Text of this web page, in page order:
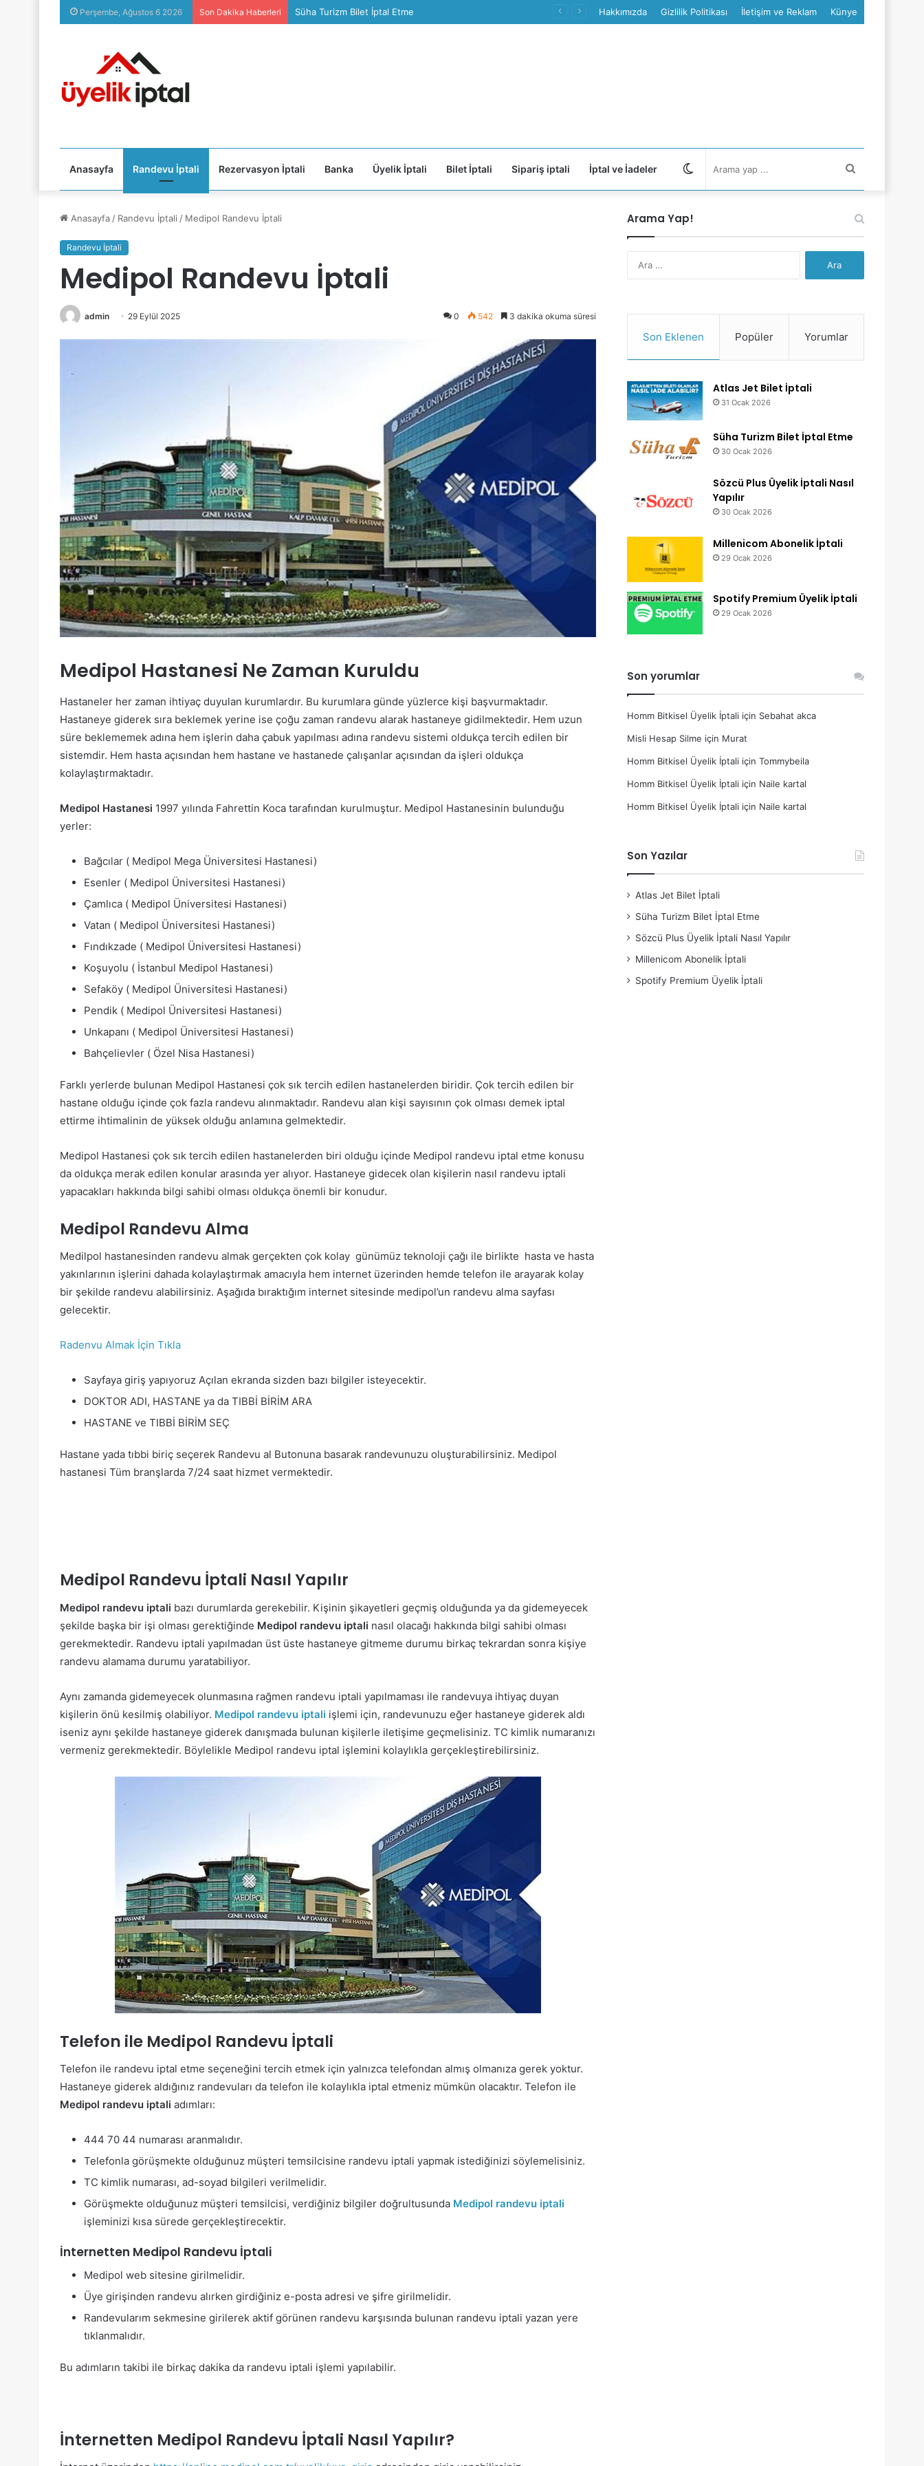
Perşembe, Ağustos 6 2026 Son Dakika Haberleri Süha Turizm Bilet İptal Etme Hakkımızda Gizlilik Politikası İletişim ve Reklam Künye
Anasayfa Randevu İptali Rezervasyon İptali Banka Üyelik İptali Bilet İptali Sipariş iptali İptal ve İadeler
...
değiştir
Anasayfa / Randevu İptali / Medipol Randevu İptali
Randevu İptali
Medipol Randevu İptali
admin 29 Eylül 2025 0 542 3 dakika okuma süresi
Medipol Hastanesi Ne Zaman Kuruldu
Hastaneler her zaman ihtiyaç duyulan kurumlardır. Bu kurumlara günde yüzlerce kişi başvurmaktadır.
Hastaneye giderek sıra beklemek yerine ise çoğu zaman randevu alarak hastaneye gidilmektedir. Hem uzun
süre beklememek adına hem işlerin daha çabuk yapılması adına randevu sistemi oldukça tercih edilen bir
sistemdir. Hem hasta açısından hem hastane ve hastanede çalışanlar açısından da işleri oldukça
kolaylaştırmaktadır.
Medipol Hastanesi 1997 yılında Fahrettin Koca tarafından kurulmuştur. Medipol Hastanesinin bulunduğu
yerler:
Bağcılar ( Medipol Mega Üniversitesi Hastanesi)
Esenler ( Medipol Üniversitesi Hastanesi)
Çamlıca ( Medipol Üniversitesi Hastanesi)
Vatan ( Medipol Üniversitesi Hastanesi)
Fındıkzade ( Medipol Üniversitesi Hastanesi)
Koşuyolu ( İstanbul Medipol Hastanesi)
Sefaköy ( Medipol Üniversitesi Hastanesi)
Pendik ( Medipol Üniversitesi Hastanesi)
Unkapanı ( Medipol Üniversitesi Hastanesi)
Bahçelievler ( Özel Nisa Hastanesi)
Farklı yerlerde bulunan Medipol Hastanesi çok sık tercih edilen hastanelerden biridir. Çok tercih edilen bir
hastane olduğu içinde çok fazla randevu alınmaktadır. Randevu alan kişi sayısının çok olması demek iptal
ettirme ihtimalinin de yüksek olduğu anlamına gelmektedir.
Medipol Hastanesi çok sık tercih edilen hastanelerden biri olduğu içinde Medipol randevu iptal etme konusu
da oldukça merak edilen konular arasında yer alıyor. Hastaneye gidecek olan kişilerin nasıl randevu iptali
yapacakları hakkında bilgi sahibi olması oldukça önemli bir konudur.
Medipol Randevu Alma
Medilpol hastanesinden randevu almak gerçekten çok kolay günümüz teknoloji çağı ile birlikte hasta ve hasta
yakınlarının işlerini dahada kolaylaştırmak amacıyla hem internet üzerinden hemde telefon ile arayarak kolay
bir şekilde randevu alabilirsiniz. Aşağıda bıraktığım internet sitesinde medipol’un randevu alma sayfası
gelecektir.
Radenvu Almak İçin Tıkla
Sayfaya giriş yapıyoruz Açılan ekranda sizden bazı bilgiler isteyecektir.
DOKTOR ADI, HASTANE ya da TIBBİ BİRİM ARA
HASTANE ve TIBBİ BİRİM SEÇ
Hastane yada tıbbi biriç seçerek Randevu al Butonuna basarak randevunuzu oluşturabilirsiniz. Medipol
hastanesi Tüm branşlarda 7/24 saat hizmet vermektedir.
Medipol Randevu İptali Nasıl Yapılır
Medipol randevu iptali bazı durumlarda gerekebilir. Kişinin şikayetleri geçmiş olduğunda ya da gidemeyecek
şekilde başka bir işi olması gerektiğinde Medipol randevu iptali nasıl olacağı hakkında bilgi sahibi olması
gerekmektedir. Randevu iptali yapılmadan üst üste hastaneye gitmeme durumu birkaç tekrardan sonra kişiye
randevu alamama durumu yaratabiliyor.
Aynı zamanda gidemeyecek olunmasına rağmen randevu iptali yapılmaması ile randevuya ihtiyaç duyan
kişilerin önü kesilmiş olabiliyor. Medipol randevu iptali işlemi için, randevunuzu eğer hastaneye giderek aldı
iseniz aynı şekilde hastaneye giderek danışmada bulunan kişilerle iletişime geçmelisiniz. TC kimlik numaranızı
vermeniz gerekmektedir. Böylelikle Medipol randevu iptal işlemini kolaylıkla gerçekleştirebilirsiniz.
Telefon ile Medipol Randevu İptali
Telefon ile randevu iptal etme seçeneğini tercih etmek için yalnızca telefondan almış olmanıza gerek yoktur.
Hastaneye giderek aldığınız randevuları da telefon ile kolaylıkla iptal etmeniz mümkün olacaktır. Telefon ile
Medipol randevu iptali adımları:
444 70 44 numarası aranmalıdır.
Telefonla görüşmekte olduğunuz müşteri temsilcisine randevu iptali yapmak istediğinizi söylemelisiniz.
TC kimlik numarası, ad-soyad bilgileri verilmelidir.
Görüşmekte olduğunuz müşteri temsilcisi, verdiğiniz bilgiler doğrultusunda Medipol randevu iptali
işleminizi kısa sürede gerçekleştirecektir.
İnternetten Medipol Randevu İptali
Medipol web sitesine girilmelidir.
Üye girişinden randevu alırken girdiğiniz e-posta adresi ve şifre girilmelidir.
Randevularım sekmesine girilerek aktif görünen randevu karşısında bulunan randevu iptali yazan yere
tıklanmalıdır.
Bu adımların takibi ile birkaç dakika da randevu iptali işlemi yapılabilir.
İnternetten Medipol Randevu İptali Nasıl Yapılır?
Arama Yap!
Son Eklenen Popüler Yorumlar
Atlas Jet Bilet İptali
31 Ocak 2026
Süha Turizm Bilet İptal Etme
30 Ocak 2026
Sözcü Plus Üyelik İptali Nasıl
Yapılır
30 Ocak 2026
Millenicom Abonelik İptali
29 Ocak 2026
Spotify Premium Üyelik İptali
29 Ocak 2026
Son yorumlar
Homm Bitkisel Üyelik İptali için Sebahat akca
Misli Hesap Silme için Murat
Homm Bitkisel Üyelik İptali içinTommybeila
Homm Bitkisel Üyelik İptali için Naile kartal
Homm Bitkisel Üyelik İptali için Naile kartal
Son Yazılar
Atlas Jet Bilet İptali
Süha Turizm Bilet İptal Etme
Sözcü Plus Üyelik İptali Nasıl Yapılır
Millenicom Abonelik İptali
Spotify Premium Üyelik İptali